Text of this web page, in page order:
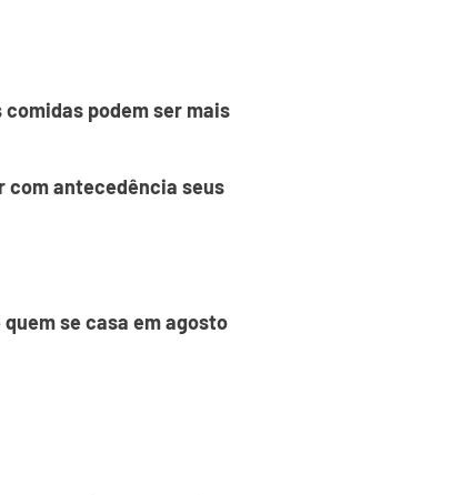
podem ser mais
com antecedência seus
se casa em agosto